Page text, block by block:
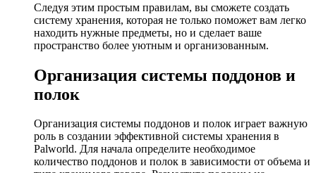
Следуя этим простым правилам, вы сможете создать
систему хранения, которая не только поможет вам легко
находить нужные предметы, но и сделает ваше
пространство более уютным и организованным.
Организация системы поддонов и
полок
Организация системы поддонов и полок играет важную
роль в создании эффективной системы хранения в
Palworld. Для начала определите необходимое
количество поддонов и полок в зависимости от объема и